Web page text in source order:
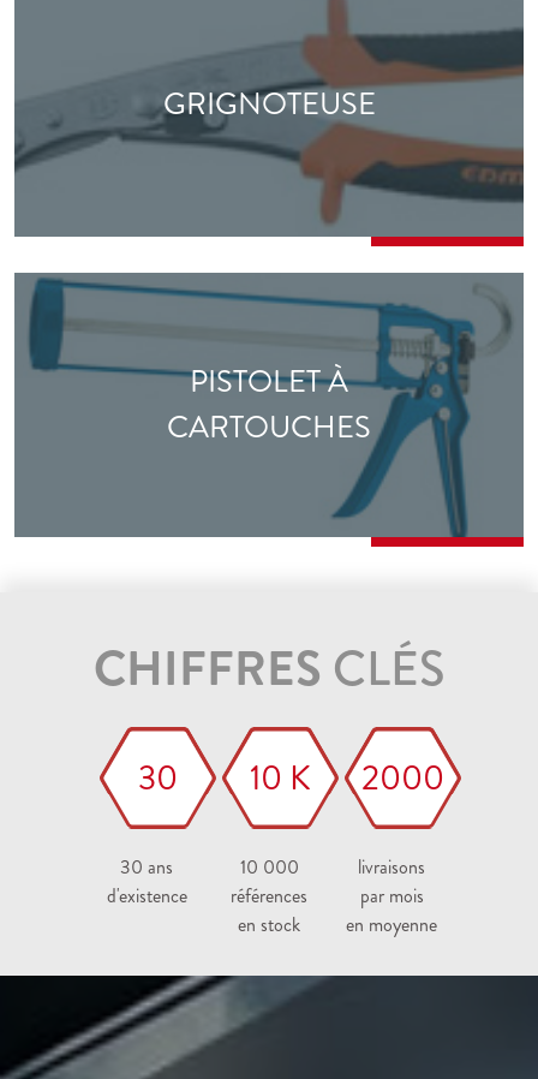
GRIGNOTEUSE
PISTOLET À
CARTOUCHES
CHIFFRES CLÉS
30
30 ans
d'existence
10 K
10 000
références
en stock
2000
livraisons
par mois
en moyenne